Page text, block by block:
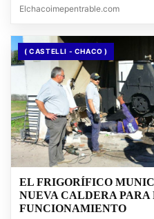
Elchacoimepentrable.com
( CASTELLI - CHACO )
EL FRIGORÍFICO
NUEVA CALDERA PARA
FUNCIONAMIENTO